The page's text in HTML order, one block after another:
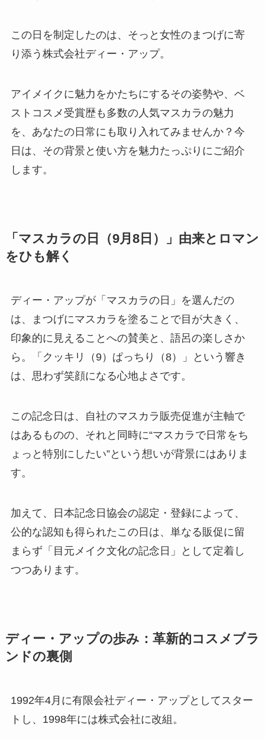
この日を制定したのは、そっと女性のまつげに寄
り添う株式会社ディー・アップ。
アイメイクに魅力をかたちにするその姿勢や、ベ
ストコスメ受賞歴も多数の人気マスカラの魅力
を、あなたの日常にも取り入れてみませんか？今
日は、その背景と使い方を魅力たっぷりにご紹介
します。
「マスカラの日（9月8日）」由来とロマン
をひも解く
ディー・アップが「マスカラの日」を選んだの
は、まつげにマスカラを塗ることで目が大きく、
印象的に見えることへの賛美と、語呂の楽しさか
ら。「クッキリ（9）ぱっちり（8）」という響き
は、思わず笑顔になる心地よさです。
この記念日は、自社のマスカラ販売促進が主軸で
はあるものの、それと同時に“マスカラで日常をち
ょっと特別にしたい”という想いが背景にはありま
す。
加えて、日本記念日協会の認定・登録によって、
公的な認知も得られたこの日は、単なる販促に留
まらず「目元メイク文化の記念日」として定着し
つつあります。
ディー・アップの歩み：革新的コスメブラ
ンドの裏側
1992年4月に有限会社ディー・アップとしてスター
トし、1998年には株式会社に改組。